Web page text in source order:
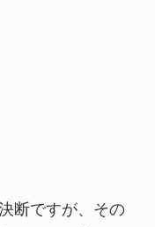
断ですが、その